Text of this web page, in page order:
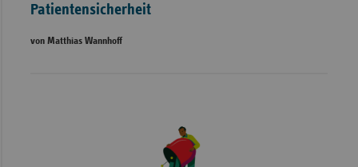
Patientensicherheit
von Matthias Wannhoff